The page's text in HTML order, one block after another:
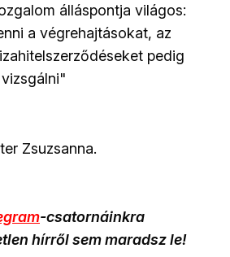
álláspontja világos:
a végrehajtásokat, az
pedig
Zsuzsanna.
-csatornáinkra
hírről sem maradsz le!